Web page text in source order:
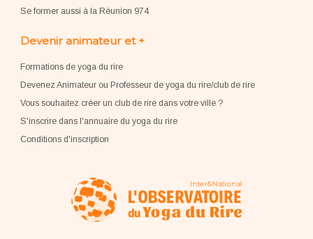
Se former aussi à la Réunion 974
Devenir animateur et +
Formations de yoga du rire
Devenez Animateur ou Professeur de yoga du rire/club de rire
Vous souhaitez créer un club de rire dans votre ville ?
S'inscrire dans l'annuaire du yoga du rire
Conditions d'inscription